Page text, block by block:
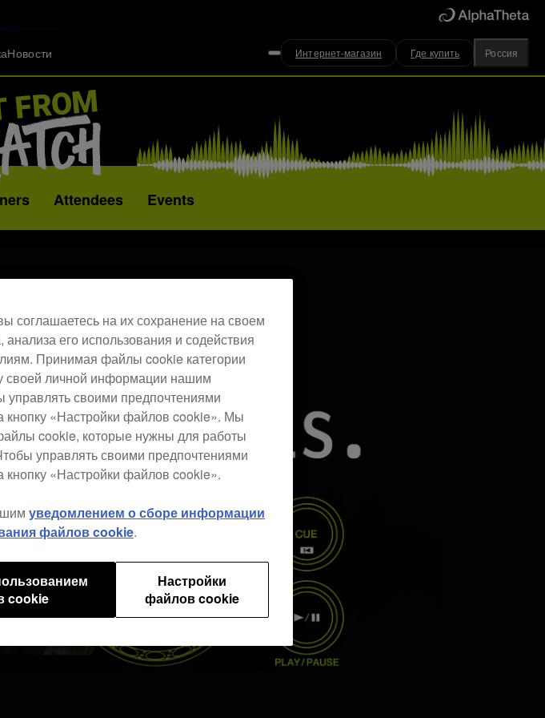
Новости Интернет-магазин Где купить Россия
Attendees Events
на их сохранение на своем
его использования и содействия
Принимая файлы cookie категории
своей личной информации нашим
своими предпочтениями
кнопку «Настройки файлов cookie». Мы
cookie, которые нужны для работы
управлять своими предпочтениями
«Настройки файлов cookie».
уведомлением о сборе информации
файлов cookie.
Настройки
файлов cookie
cookie